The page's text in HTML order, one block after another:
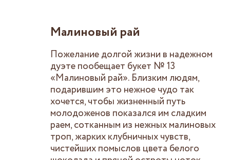
Малиновый рай
Пожелание долгой жизни в надежном
дуэте пообещает букет № 13
«Малиновый рай». Близким людям,
подарившим это нежное чудо так
хочется, чтобы жизненный путь
молодоженов показался им сладким
раем, сотканным из нежных малиновых
троп, жарких клубничных чувств,
чистейших помыслов цвета белого